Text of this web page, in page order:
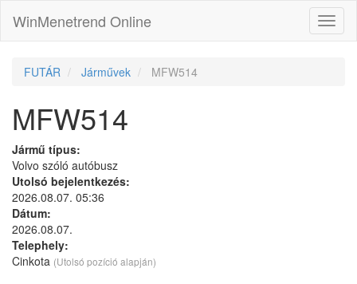
WinMenetrend Online
FUTÁR Járművek MFW514
MFW514
Jármű típus:
Volvo szóló autóbusz
Utolsó bejelentkezés:
2026.08.07. 05:36
Dátum:
2026.08.07.
Telephely:
Cinkota (Utolsó pozíció alapján)